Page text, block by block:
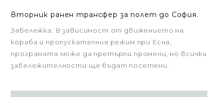
Вторник ранен трансфер за полет до София.
Забележка: В зависимост от движението на
кораба и пропускателния режим при Есна,
програмата може да претърпи промени, но всички
забележителности ще бъдат посетени.